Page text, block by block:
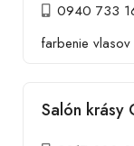
0940 733
farbenie vlasov
Salón krásy